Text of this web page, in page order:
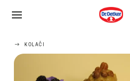
KOLAČI